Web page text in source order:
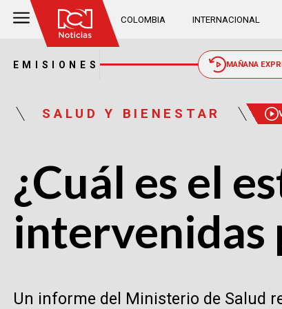
COLOMBIA INTERNACIONAL
EMISIONES MAÑANA
SALUD Y BIENESTAR
¿Cuál es el
intervenidas
Un informe del Ministerio de Salud